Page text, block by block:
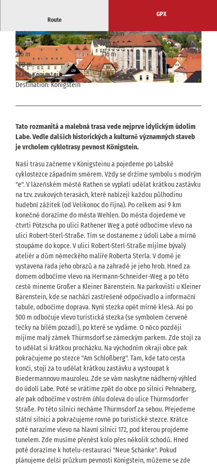
© Tourismusverband Sächsische Schweiz
© Rico Richter, Tourismusverband Sächsische
Schweiz
©
Route
GPX
3:00 h
19.76 km
400 m
400 m
116 m
316 m
200 m
Start: Königstein
Destination: Königstein
Tato rozmanitá a malebná trasa vede nejprve idylickým údolím
Labe. Vedle dalších historických a kulturně významných staveb
je vrcholem cyklotrasy pevnost Königstein.
Naši trasu začneme v Königsteinu a pojedeme po Labské
cyklostezce západním směrem. Vždy se držíme symbolu s modrým
"e". V lázeňském městě Rathen se vyplatí udělat krátkou zastávku
na tzv. zvukových terasách, které nabízejí každou půlhodinu
hudební zážitek (od Velikonoc do října). Po celkem asi 9 km
konečně dorazíme do města Wehlen. Do města dojedeme ve
čtvrti Pötzscha po ulici Rathener Weg a poté odbočíme vlevo na
ulici Robert-Sterl-Straße. Tím se dostaneme z údolí Labe a mírně
stoupáme do kopce. V ulici Robert-Sterl-Straße míjíme bývalý
ateliér a dům německého malíře Roberta Sterla. V domě je
vystavena řada jeho obrazů a na zahradě je jeho hrob. Hned za
domem odbočíme vlevo na Hermann-Schneider-Weg a po této
cestě mineme Großer a Kleiner Bärenstein. Na parkovišti u Kleiner
Bärenstein, kde se nachází zastřešené odpočívadlo a informační
tabule, odbočíme doprava. Nyní stezka opět mírně klesá. Asi po
500 m odbočuje vlevo turistická stezka (se symbolem červené
tečky na bílém pozadí), po které se vydáme. O něco později
míjíme malý zámek Thürmsdorf se zámeckým parkem. Zde stojí za
to udělat si krátkou procházku. Na východním okraji obce pak
pokračujeme po stezce "Am Schloßberg". Tam, kde tato cesta
končí, stojí za to udělat krátkou zastávku a vystoupat k
Biedermannovu mauzoleu. Zde se vám naskytne nádherný výhled
do údolí Labe. Poté se vrátíme zpět do obce po silnici Pehnaberg,
ale pak odbočíme v ostrém úhlu doleva do ulice Thürmsdorfer
Straße. Po této silnici necháme Thürmsdorf za sebou. Přejedeme
státní silnici a pokračujeme rovně po turistické stezce. Krátce
poté narazíme vlevo na hlavní silnici 172, pod kterou projdeme
tunelem. Zde musíme přenést kolo přes několik schodů. Hned
poté dorazíme k hotelu-restauraci "Neue Schänke". Pokud
plánujeme delší průzkum pevnosti Königstein, můžeme se zde